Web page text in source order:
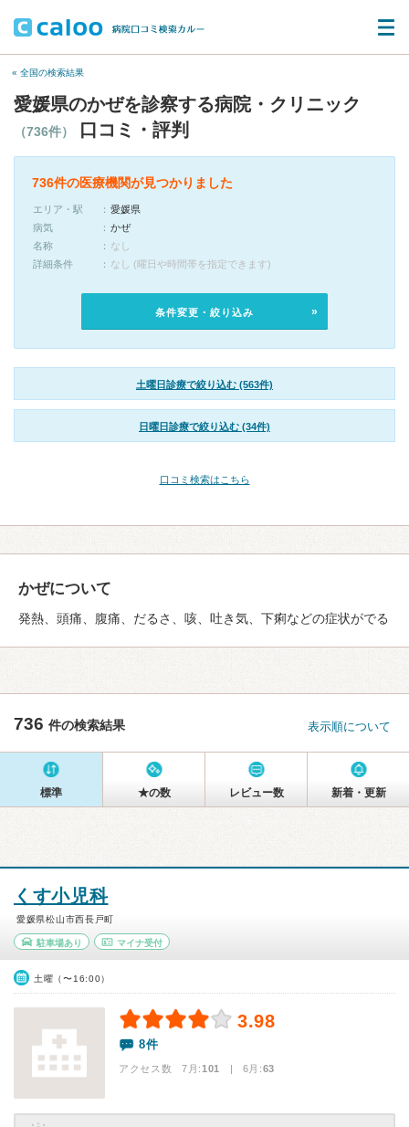
« 全国の検索結果
愛媛県のかぜを診察する病院・クリニック
（736件） 口コミ・評判
736件の医療機関が見つかりました
エリア・駅
愛媛県
病気
かぜ
名称
なし
詳細条件
なし (曜日や時間帯を指定できます)
条件変更・絞り込み
土曜日診療で絞り込む (563件)
日曜日診療で絞り込む (34件)
口コミ検索はこちら
かぜについて
発熱、頭痛、腹痛、だるさ、咳、吐き気、下痢などの症状がでる
736 件の検索結果 表示順について
標準 ★の数 レビュー数 新着・更新
くす小児科
愛媛県松山市西長戸町
駐車場あり マイナ受付
土曜（〜16:00）
3.98
8件
アクセス数 7月:101 | 6月:63